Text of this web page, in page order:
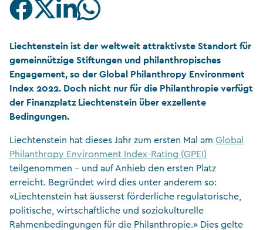
Liechtenstein ist der weltweit attraktivste Standort für
gemeinnützige Stiftungen und philanthropisches
Engagement, so der Global Philanthropy Environment
Index 2022. Doch nicht nur für die Philanthropie verfügt
der Finanzplatz Liechtenstein über exzellente
Bedingungen.
Liechtenstein hat dieses Jahr zum ersten Mal am Global
Philanthropy Environment Index-Rating (GPEI)
teilgenommen – und auf Anhieb den ersten Platz
erreicht. Begründet wird dies unter anderem so:
«Liechtenstein hat äusserst förderliche regulatorische,
politische, wirtschaftliche und soziokulturelle
Rahmenbedingungen für die Philanthropie.» Dies gelte